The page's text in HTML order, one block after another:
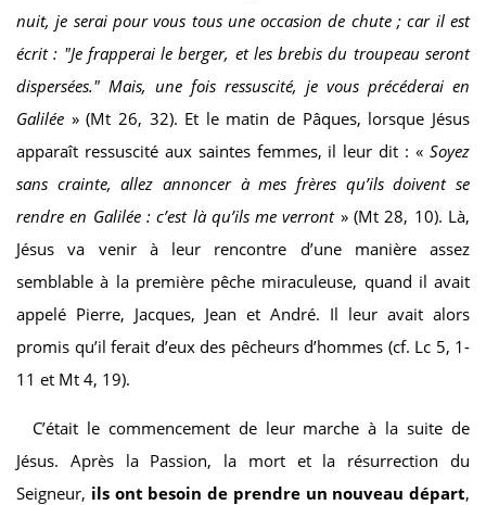
nuit, je serai pour vous tous une occasion de chute ; car il est
écrit : "Je frapperai le berger, et les brebis du troupeau seront
dispersées." Mais, une fois ressuscité, je vous précéderai en
Galilée » (Mt 26, 32). Et le matin de Pâques, lorsque Jésus
apparaît ressuscité aux saintes femmes, il leur dit : « Soyez
sans crainte, allez annoncer à mes frères qu’ils doivent se
rendre en Galilée : c’est là qu’ils me verront » (Mt 28, 10). Là,
Jésus va venir à leur rencontre d’une manière assez
semblable à la première pêche miraculeuse, quand il avait
appelé Pierre, Jacques, Jean et André. Il leur avait alors
promis qu’il ferait d’eux des pêcheurs d’hommes (cf. Lc 5, 1-
11 et Mt 4, 19).
C’était le commencement de leur marche à la suite de
Jésus. Après la Passion, la mort et la résurrection du
Seigneur, ils ont besoin de prendre un nouveau départ,